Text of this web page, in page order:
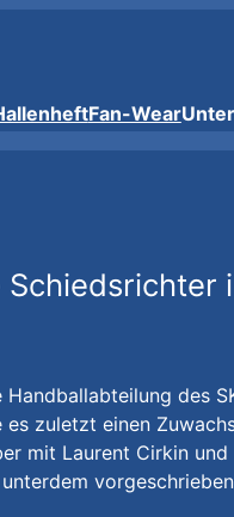
Fan-Wear
des
zuletzt einen
mit Laurent Cirkin